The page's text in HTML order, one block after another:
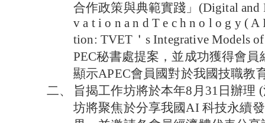
合作政策與典範實踐」(Digital and
v a t i o n a n d T e c h n o l o g y (
tion: TVET＇s Integrative Models
PEC秘書處提案，並成功獲得會
顯示APEC會員國對於我國技職教
二、
旨揭工作坊將於本年8月31日辦理
坊將聚焦於分享我國AI 科技永續